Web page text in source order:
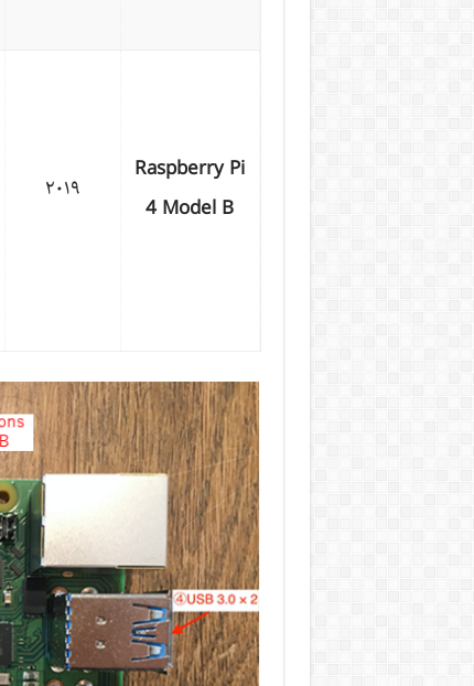
Raspberry Pi
4 Model B
۲۰۱۹